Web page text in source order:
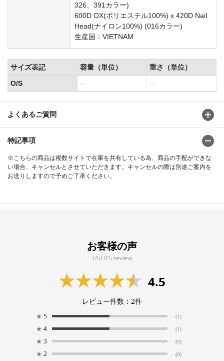
326、391カラー)
600D OX(ポリエステル100%) x 420D Nail
Head(ナイロン100%) (016カラー)
生産国：VIETNAM
よくあるご質問
特記事項
※こちらの商品は複数サイトで在庫を共有している為、商品の手配ができな
い場合、キャンセルとさせていただきます。キャンセルの際は別途ご案内を
お送りしますので予めご了承ください。
サイズ表記 容量（単位）
重さ（単位）
O/S
-- --
お客様の声
USER’S review
4.5
レビュー件数： 2件
★ 5 (1)
★ 4 (1)
★ 3 (0)
★ 2 (0)